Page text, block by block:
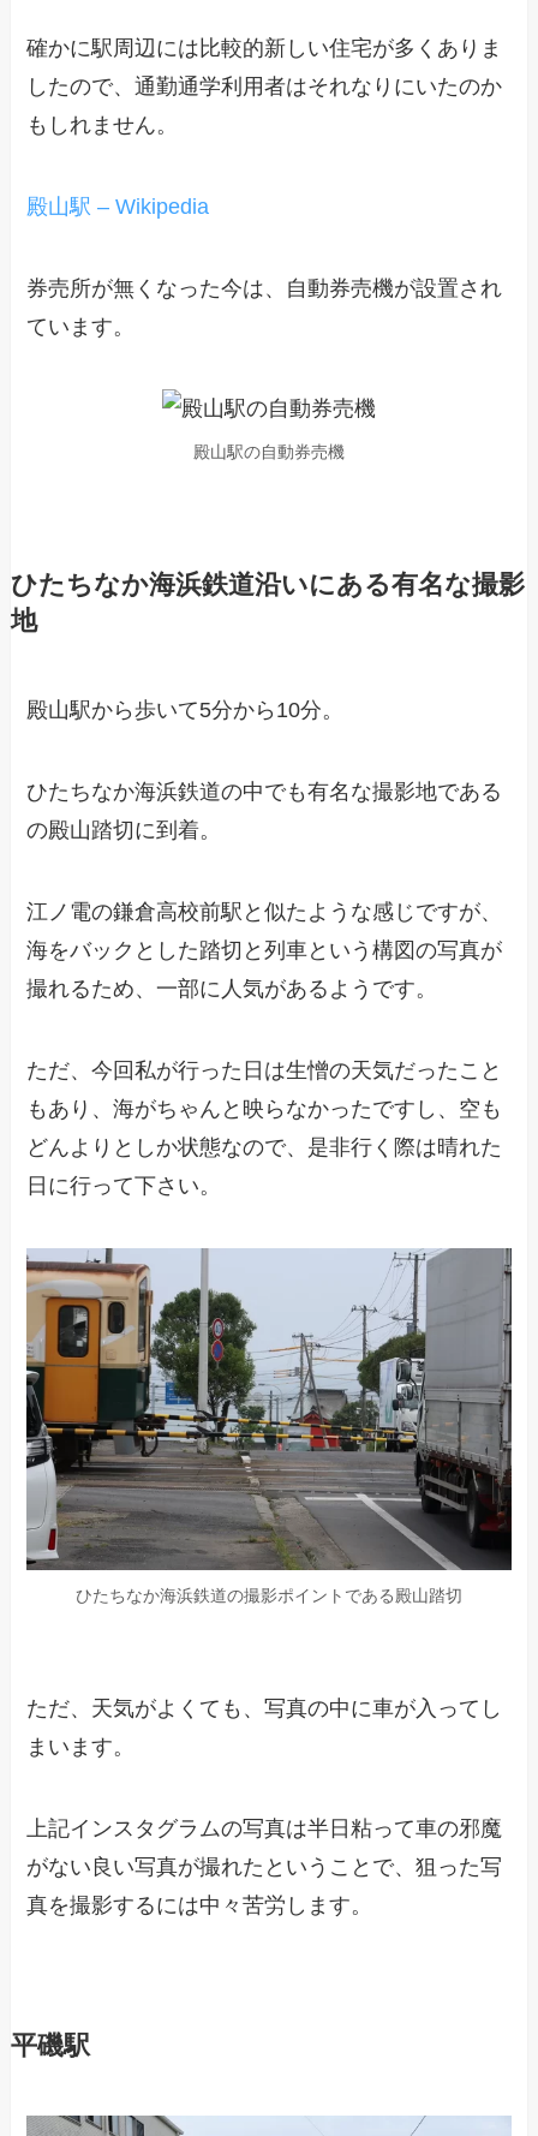
確かに駅周辺には比較的新しい住宅が多くありま
したので、通勤通学利用者はそれなりにいたのか
もしれません。
殿山駅 – Wikipedia
券売所が無くなった今は、自動券売機が設置され
ています。
殿山駅の自動券売機
ひたちなか海浜鉄道沿いにある有名な撮影
地
殿山駅から歩いて5分から10分。
ひたちなか海浜鉄道の中でも有名な撮影地である
の殿山踏切に到着。
江ノ電の鎌倉高校前駅と似たような感じですが、
海をバックとした踏切と列車という構図の写真が
撮れるため、一部に人気があるようです。
ただ、今回私が行った日は生憎の天気だったこと
もあり、海がちゃんと映らなかったですし、空も
どんよりとしか状態なので、是非行く際は晴れた
日に行って下さい。
ひたちなか海浜鉄道の撮影ポイントである殿山踏切
ただ、天気がよくても、写真の中に車が入ってし
まいます。
上記インスタグラムの写真は半日粘って車の邪魔
がない良い写真が撮れたということで、狙った写
真を撮影するには中々苦労します。
平磯駅